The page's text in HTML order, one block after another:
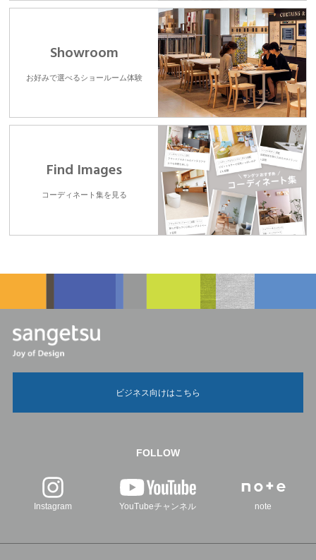
Showroom
お好みで選べるショールーム体験
Find Images
コーディネート集を見る
ビジネス向けはこちら
FOLLOW
Instagram YouTubeチャンネル note